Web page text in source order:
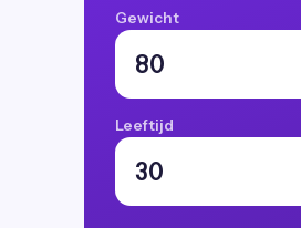
Gewicht
Leeftijd